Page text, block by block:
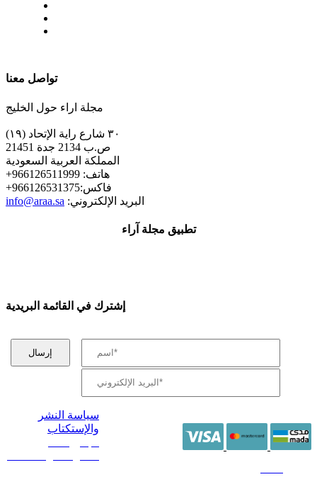
تواصل معنا
مجلة اراء حول الخليج
٣٠ شارع راية الإتحاد (١٩)
ص.ب 2134 جدة 21451
المملكة العربية السعودية
+هاتف: 966126511999
+فاكس:966126531375
info@araa.sa :البريد الإلكتروني
تطبيق مجلة آراء
إشترك في القائمة البريدية
سياسة النشر
والإستكتاب